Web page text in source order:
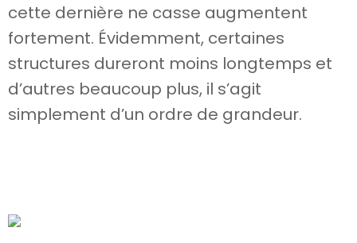
cette dernière ne casse augmentent
fortement. Évidemment, certaines
structures dureront moins longtemps et
d’autres beaucoup plus, il s’agit
simplement d’un ordre de grandeur.